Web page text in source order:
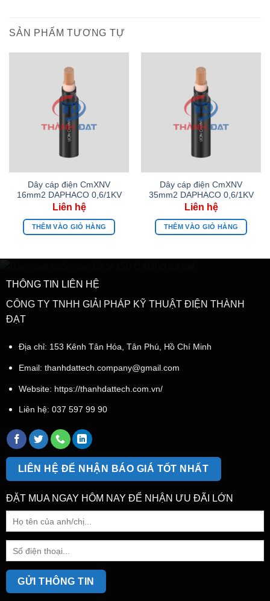
SẢN PHẨM TƯƠNG TỰ
Dây cáp điện CmXNV
16mm2 DAPHACO 0,6/1KV
THÊM VÀO GIỎ HÀNG
Dây cáp điện CmXNV
35mm2 DAPHACO 0,6/1KV
THÊM VÀO GIỎ HÀNG
THÔNG TIN LIÊN HỆ
CÔNG TY TNHH GIẢI PHÁP KỸ THUẬT ĐIỆN THÀNH
ĐẠT
Địa chỉ: 153 Kênh Tân Hóa, Tân Phú, Hồ Chí Minh
Email: thanhdattech.company@gmail.com
Website: https://thanhdattech.com.vn/
Liên hệ: 037 597 99 90
LIÊN HỆ ĐỂ NHẬN BÁO GIÁ TỐT NHẤT
ĐẶT MUA NGAY HÔM NAY ĐỂ NHẬN ƯU ĐÃI LỚN